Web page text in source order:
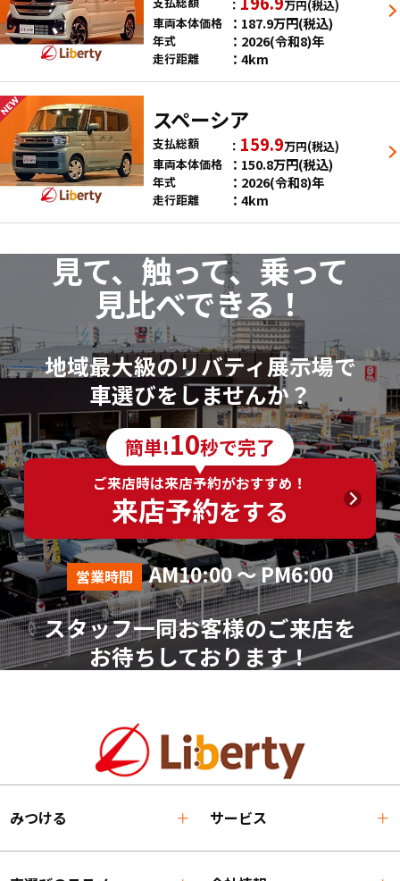
万円(税込)
車両本体価格
187.9万円(税込)
年式 2026(令和8)年
走行距離 4km
スペーシア
支払総額 159.9万円(税込)
車両本体価格
150.8万円(税込)
年式 2026(令和8)年
走行距離 4km
見て、触って、乗って
見比べできる！
地域最大級のリバティ展示場で
車選びをしませんか？
簡単!10秒で完了
ご来店時は来店予約がおすすめ！
来店予約をする
営業時間 AM10:00 ～ PM6:00
スタッフ一同お客様のご来店を
お待ちしております！
みつける サービス